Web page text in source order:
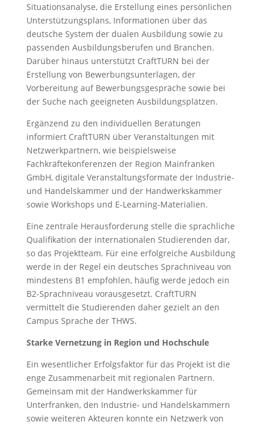
Situationsanalyse, die Erstellung eines persönlichen
Unterstützungsplans, Informationen über das
deutsche System der dualen Ausbildung sowie zu
passenden Ausbildungsberufen und Branchen.
Darüber hinaus unterstützt CraftTURN bei der
Erstellung von Bewerbungsunterlagen, der
Vorbereitung auf Bewerbungsgespräche sowie bei
der Suche nach geeigneten Ausbildungsplätzen.
Ergänzend zu den individuellen Beratungen
informiert CraftTURN über Veranstaltungen mit
Netzwerkpartnern, wie beispielsweise
Fachkräftekonferenzen der Region Mainfranken
GmbH, digitale Veranstaltungsformate der Industrie-
und Handelskammer und der Handwerkskammer
sowie Workshops und E-Learning-Materialien.
Eine zentrale Herausforderung stelle die sprachliche
Qualifikation der internationalen Studierenden dar,
so das Projektteam. Für eine erfolgreiche Ausbildung
werde in der Regel ein deutsches Sprachniveau von
mindestens B1 empfohlen, häufig werde jedoch ein
B2-Sprachniveau vorausgesetzt. CraftTURN
vermittelt die Studierenden daher gezielt an den
Campus Sprache der THWS.
Starke Vernetzung in Region und Hochschule
Ein wesentlicher Erfolgsfaktor für das Projekt ist die
enge Zusammenarbeit mit regionalen Partnern.
Gemeinsam mit der Handwerkskammer für
Unterfranken, den Industrie- und Handelskammern
sowie weiteren Akteuren konnte ein Netzwerk von